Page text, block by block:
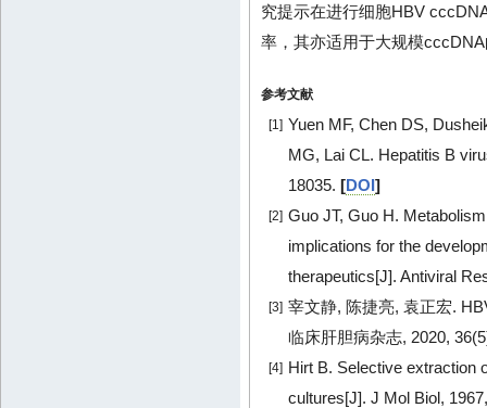
究提示在进行细胞HBV
率，其亦适用于大规模
参考文献
[1] Yuen MF, Chen DS,
MG, Lai CL. Hepatitis B
18035. [DOI]
[2] Guo JT, Guo H.
implications for the
therapeutics[J]. Antiviral
[3] 宰文静, 陈捷亮, 袁正宏.
临床肝胆病杂志, 2020,
[4] Hirt B. Selective extraction
cultures[J]. J Mol Biol,